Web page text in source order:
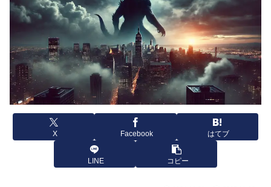
X Facebook はてブ
LINE コピー